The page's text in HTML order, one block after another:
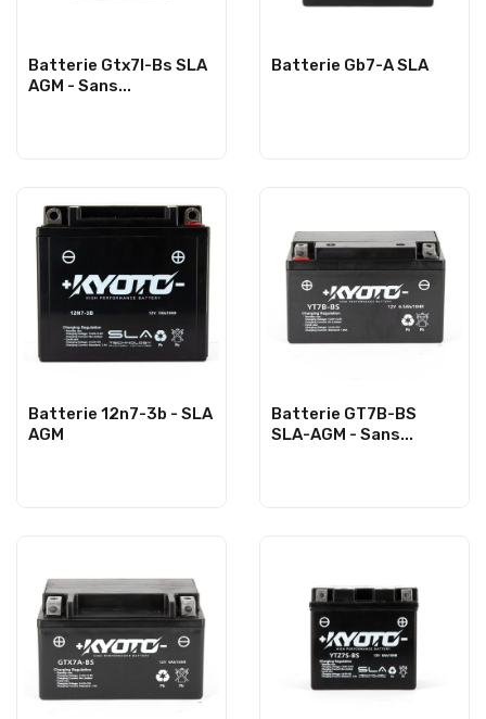
Batterie Gtx7l-Bs SLA
AGM - Sans...
Batterie Gb7-A SLA
Batterie 12n7-3b - SLA
AGM
Batterie GT7B-BS
SLA-AGM - Sans...